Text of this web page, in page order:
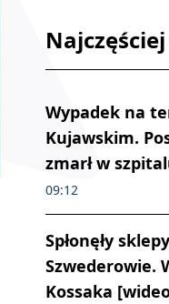
Anna Dymna spotkała się
Wypadek na
Kujawskim.
zmarł w
09:12
Spłonęły
Szwederowie.
Kossaka